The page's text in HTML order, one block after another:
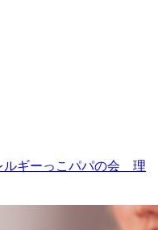
ギーっこパパの会 理